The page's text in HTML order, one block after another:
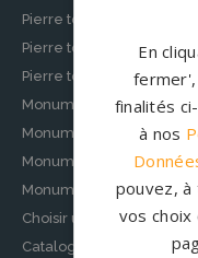
Pierre tombale originale
Pierre tombale épurée
Pierre tombale
Monuments funéraires
Monuments cinéraires
Monument funéraire
Monument funéraire juif
Choisir un modèle de
Catalogue granits
En
finalités
à nos
pouvez,
vos choix